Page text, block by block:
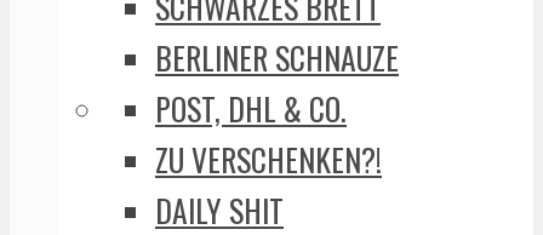
BERLINER SCHNAUZE
POST, DHL & CO.
ZU VERSCHENKEN?!
DAILY SHIT